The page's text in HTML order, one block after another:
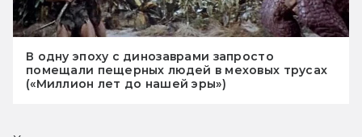
В одну эпоху с динозаврами запросто
помещали пещерных людей в меховых трусах
(«Миллион лет до нашей эры»)